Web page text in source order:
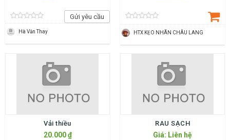
Gửi yêu cầu
Hà Văn Thay HTX KẸO NHÃN CHÂU LANG
Vải thiều
20.000 ₫
RAU SẠCH
Giá: Liên hệ